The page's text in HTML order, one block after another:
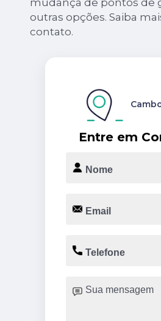
mudança de pontos de
outras opções. Saiba
contato.
Entre em